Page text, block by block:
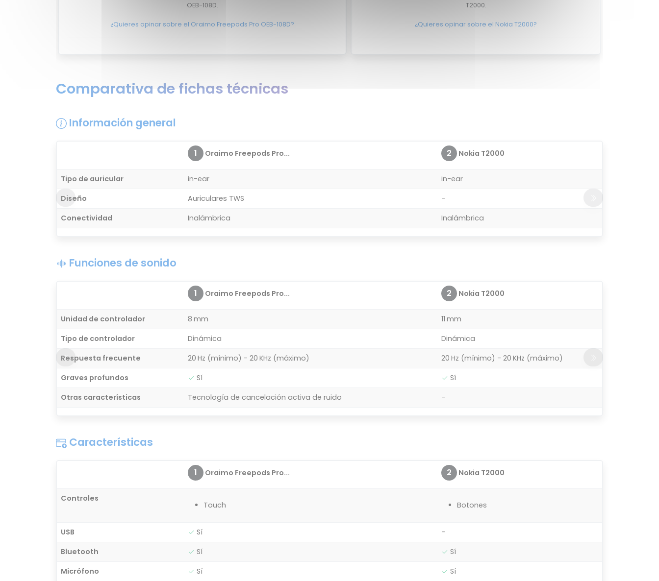
OEB-108D.
¿Quieres opinar sobre el Oraimo Freepods Pro OEB-108D?
T2000.
¿Quieres opinar sobre el Nokia T2000?
Comparativa de fichas técnicas
Información general
1 Oraimo Freepods Pro... 2 Nokia T2000
Tipo de auricular in-ear
in-ear
Diseño
Auriculares TWS
-
Conectividad
Inalámbrica Inalámbrica
Funciones de sonido
1 Oraimo Freepods Pro... 2 Nokia T2000
Unidad de controlador 8 mm
11 mm
Tipo de controlador
Dinámica
Dinámica
Respuesta frecuente
20 Hz (mínimo) - 20 KHz (máximo)
20 Hz (mínimo) - 20 KHz (máximo)
Graves profundos
Sí
Sí
Otras características
Tecnología de cancelación activa de ruido -
Características
1 Oraimo Freepods Pro... 2 Nokia T2000
Controles
Touch Botones
USB Sí
-
Bluetooth
Sí
Sí
Micrófono
Sí Sí